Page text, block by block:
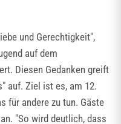
und Gerechtigkeit",
auf dem
Diesen Gedanken greift
auf. Ziel ist es, am 12.
für andere zu tun. Gäste
"So wird deutlich, dass